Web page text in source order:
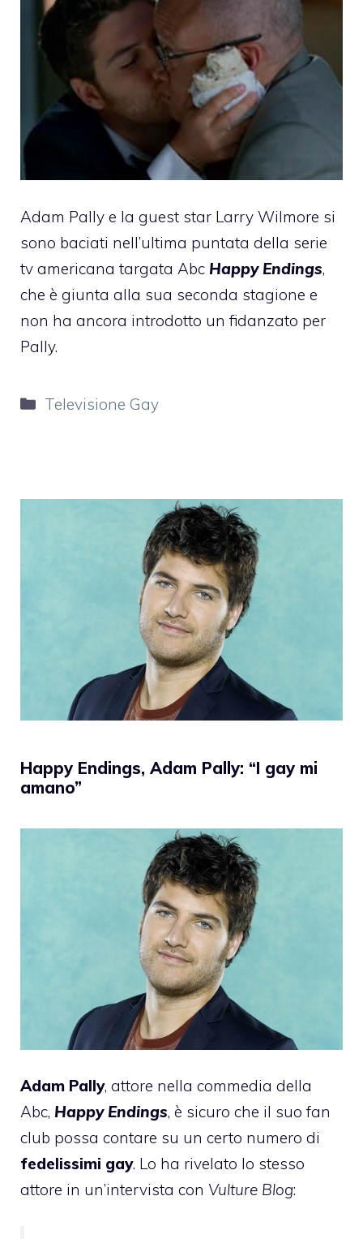
Adam Pally e la guest star Larry Wilmore si
sono baciati nell’ultima puntata della serie
tv americana targata Abc Happy Endings,
che è giunta alla sua seconda stagione e
non ha ancora introdotto un fidanzato per
Pally.
Categorie
Televisione Gay
Happy Endings, Adam Pally: “I gay mi
amano”
Adam Pally, attore nella commedia della
Abc, Happy Endings, è sicuro che il suo fan
club possa contare su un certo numero di
fedelissimi gay. Lo ha rivelato lo stesso
attore in un’intervista con Vulture Blog: